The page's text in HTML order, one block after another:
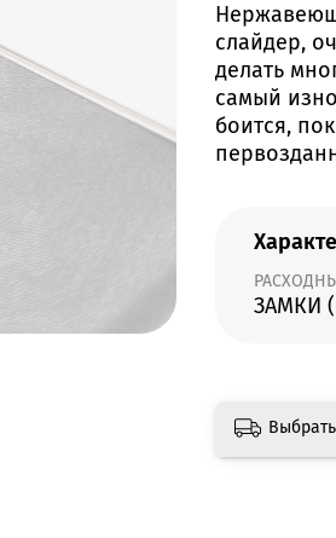
слайдер,
делать
самый
боится,
ЗАМКИ
Выбрать